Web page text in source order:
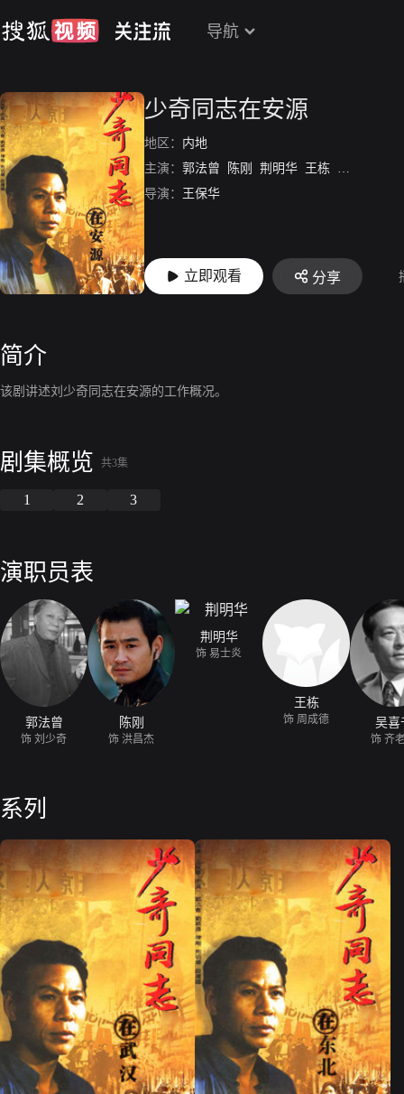
导航
少奇同志在安源
地区： 内地
主演： 郭法曾 陈刚 荆明华 王栋 吴喜千
导演：
王保华
立即观看 分享
简介
该剧讲述刘少奇同志在安源的工作概况。
剧集概览 共3集
1 2 3
演职员表
郭法曾
饰 刘少奇
陈刚
饰 洪昌杰
荆明华
饰 易士炎
王栋
饰 周成德 吴喜
饰 齐
系列